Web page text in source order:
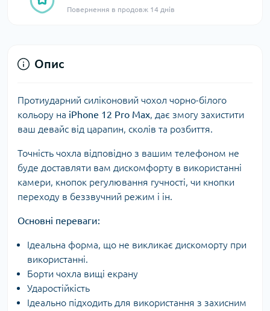
Повернення в продовж 14 днів
Опис
Протиударний силіконовий чохол чорно-білого
кольору на iPhone 12 Pro Max, дає змогу захистити
ваш девайс від царапин, сколів та розбиття.
Точність чохла відповідно з вашим телефоном не
буде доставляти вам дискомфорту в використанні
камери, кнопок регулювання гучності, чи кнопки
переходу в беззвучний режим і ін.
Основні переваги:
Ідеальна форма, що не викликає дискоморту при
використанні.
Борти чохла вищі екрану
Ударостійкість
Ідеально підходить для використання з захисним